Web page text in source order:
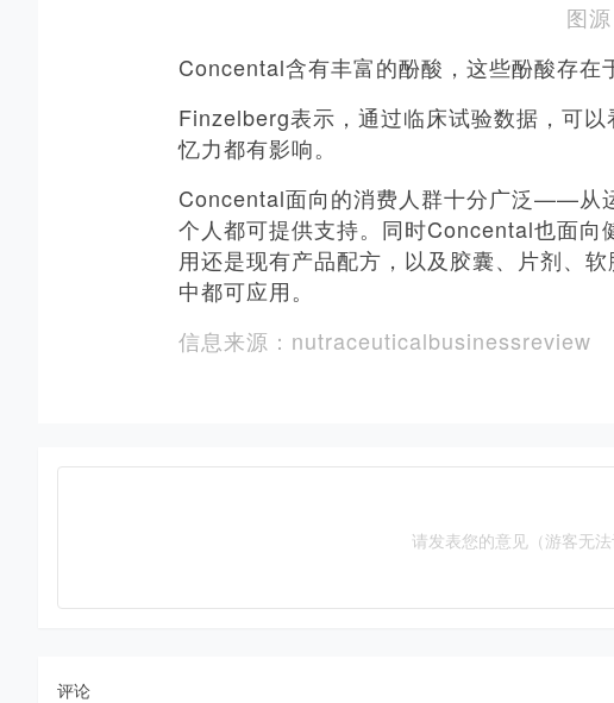
图
Concental含有丰富的酚酸，这些酚酸存在
Finzelberg表示，通过临床试验数据，可
忆力都有影响。
Concental面向的消费人群十分广泛——从
个人都可提供支持。同时Concental也面向
用还是现有产品配方，以及胶囊、片剂、
中都可应用。
信息来源：nutraceuticalbusinessreview
请发表您的意见（游客无
评论